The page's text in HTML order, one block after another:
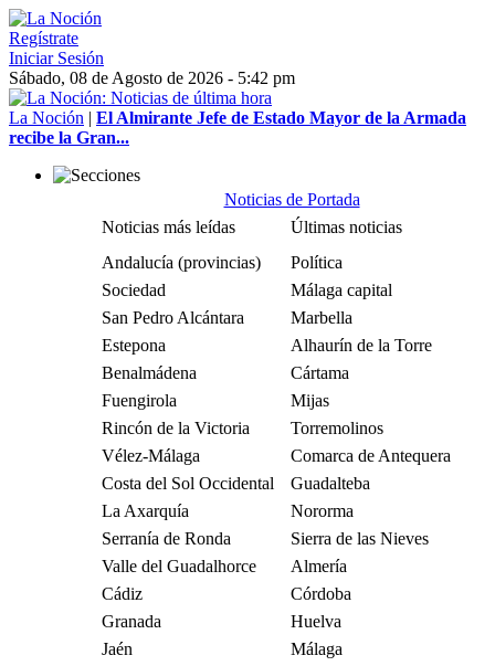
Regístrate
Iniciar Sesión
Sábado, 08 de Agosto de 2026 - 5:42 pm
La Noción | El Almirante Jefe de Estado Mayor de la Armada
recibe la Gran...
Noticias de Portada
Noticias más leídas
Últimas noticias
Andalucía (provincias)
Política
Sociedad
Málaga capital
San Pedro Alcántara
Marbella
Estepona
Alhaurín de la Torre
Benalmádena
Cártama
Fuengirola
Mijas
Rincón de la Victoria
Torremolinos
Vélez-Málaga
Comarca de Antequera
Costa del Sol Occidental
Guadalteba
La Axarquía
Nororma
Serranía de Ronda
Sierra de las Nieves
Valle del Guadalhorce
Almería
Cádiz
Córdoba
Granada
Huelva
Jaén
Málaga